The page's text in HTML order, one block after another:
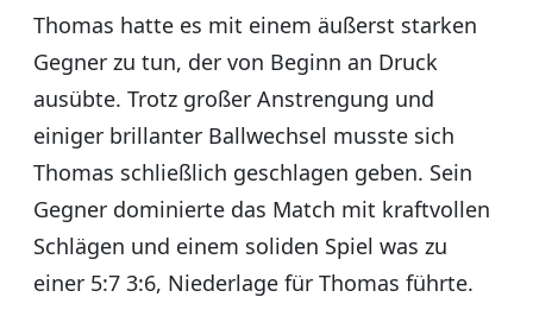
Thomas hatte es mit einem äußerst starken
Gegner zu tun, der von Beginn an Druck
ausübte. Trotz großer Anstrengung und
einiger brillanter Ballwechsel musste sich
Thomas schließlich geschlagen geben. Sein
Gegner dominierte das Match mit kraftvollen
Schlägen und einem soliden Spiel was zu
einer 5:7 3:6, Niederlage für Thomas führte.